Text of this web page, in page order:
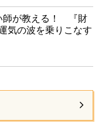
師が教える！ 『財
気の波を乗りこなす